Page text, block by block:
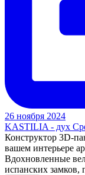
26 ноября 2024
KASTILIA - дух
Конструктор 3D-
вашем интерьере
Вдохновленные
испанских замков,